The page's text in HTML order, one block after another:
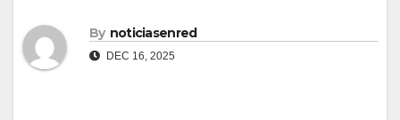
By noticiasenred
DEC 16, 2025